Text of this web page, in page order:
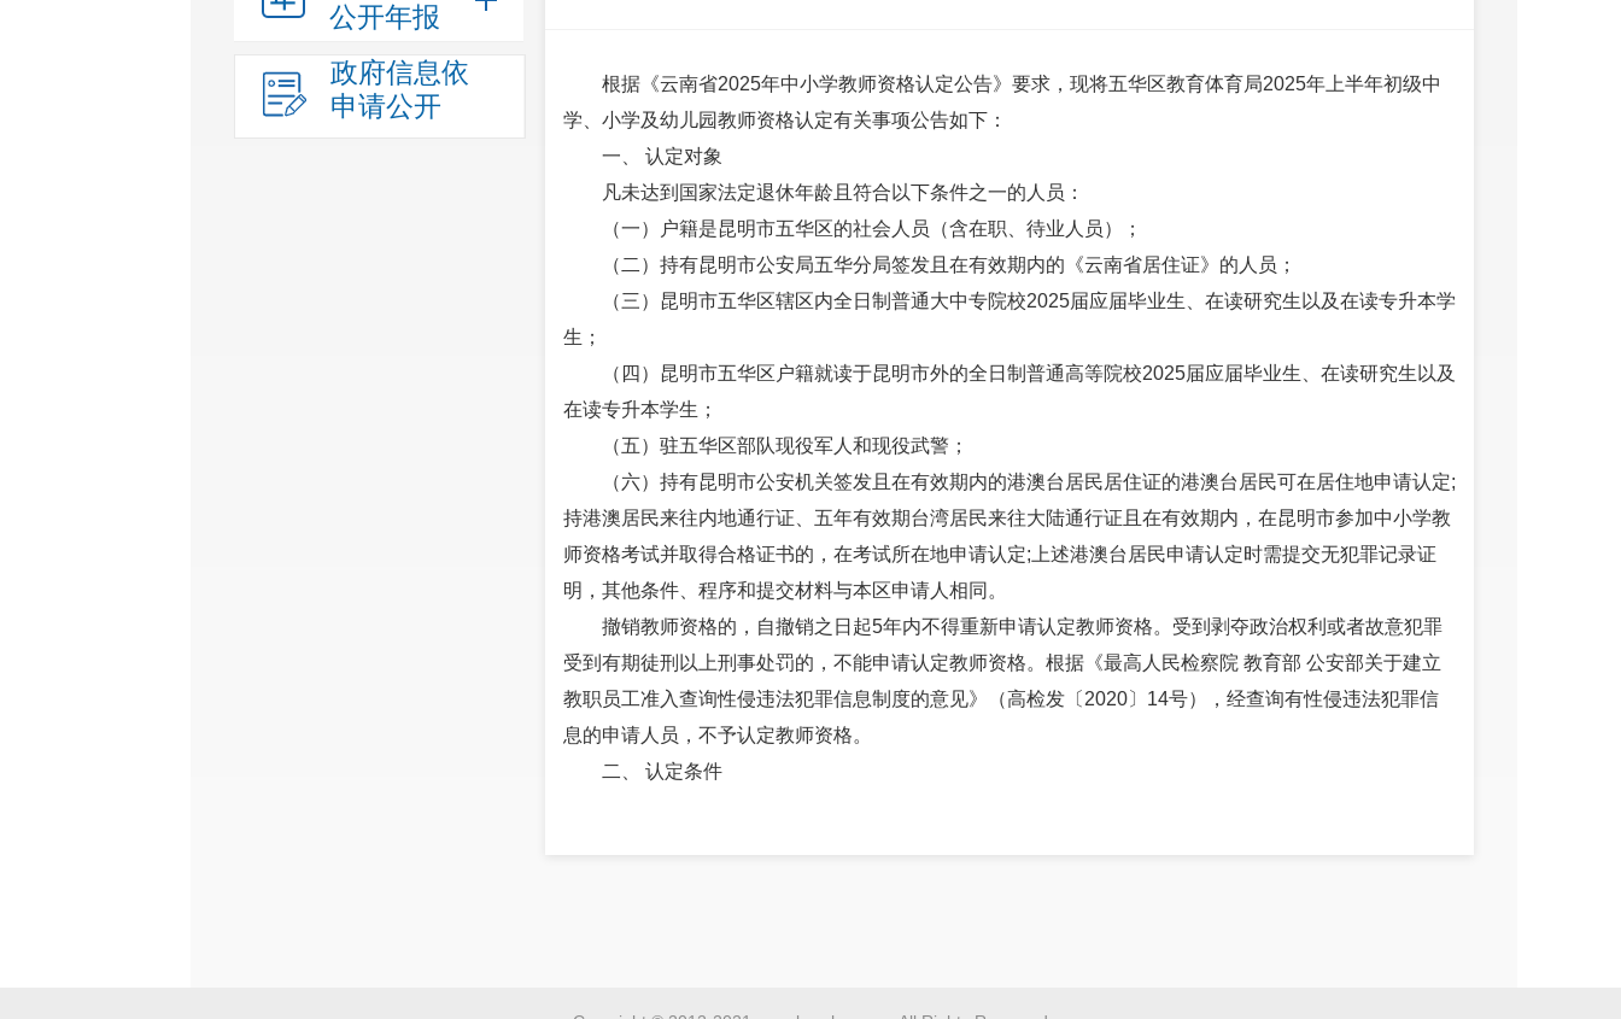
公开年报
政府信息依
申请公开
根据《云南省2025年中小学教师资格认定公告》要求，现将五华区教育体育局2025年上半年初级中
学、小学及幼儿园教师资格认定有关事项公告如下：
一、 认定对象
凡未达到国家法定退休年龄且符合以下条件之一的人员：
（一）户籍是昆明市五华区的社会人员（含在职、待业人员）；
（二）持有昆明市公安局五华分局签发且在有效期内的《云南省居住证》的人员；
（三）昆明市五华区辖区内全日制普通大中专院校2025届应届毕业生、在读研究生以及在读专升本学
生；
（四）昆明市五华区户籍就读于昆明市外的全日制普通高等院校2025届应届毕业生、在读研究生以及
在读专升本学生；
（五）驻五华区部队现役军人和现役武警；
（六）持有昆明市公安机关签发且在有效期内的港澳台居民居住证的港澳台居民可在居住地申请认定;
持港澳居民来往内地通行证、五年有效期台湾居民来往大陆通行证且在有效期内，在昆明市参加中小学教
师资格考试并取得合格证书的，在考试所在地申请认定;上述港澳台居民申请认定时需提交无犯罪记录证
明，其他条件、程序和提交材料与本区申请人相同。
撤销教师资格的，自撤销之日起5年内不得重新申请认定教师资格。受到剥夺政治权利或者故意犯罪
受到有期徒刑以上刑事处罚的，不能申请认定教师资格。根据《最高人民检察院 教育部 公安部关于建立
教职员工准入查询性侵违法犯罪信息制度的意见》（高检发〔2020〕14号），经查询有性侵违法犯罪信
息的申请人员，不予认定教师资格。
二、 认定条件